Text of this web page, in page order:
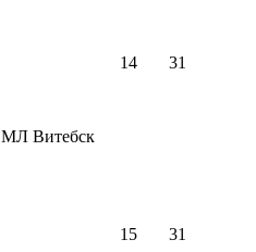
МЛ Витебск
14 31
15 31